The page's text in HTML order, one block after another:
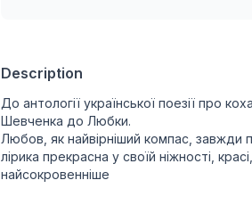
Description
До антології української поезії про
Шевченка до Любки.
Любов, як найвірніший компас, завжди
лірика прекрасна у своїй ніжності,
найсокровенніше